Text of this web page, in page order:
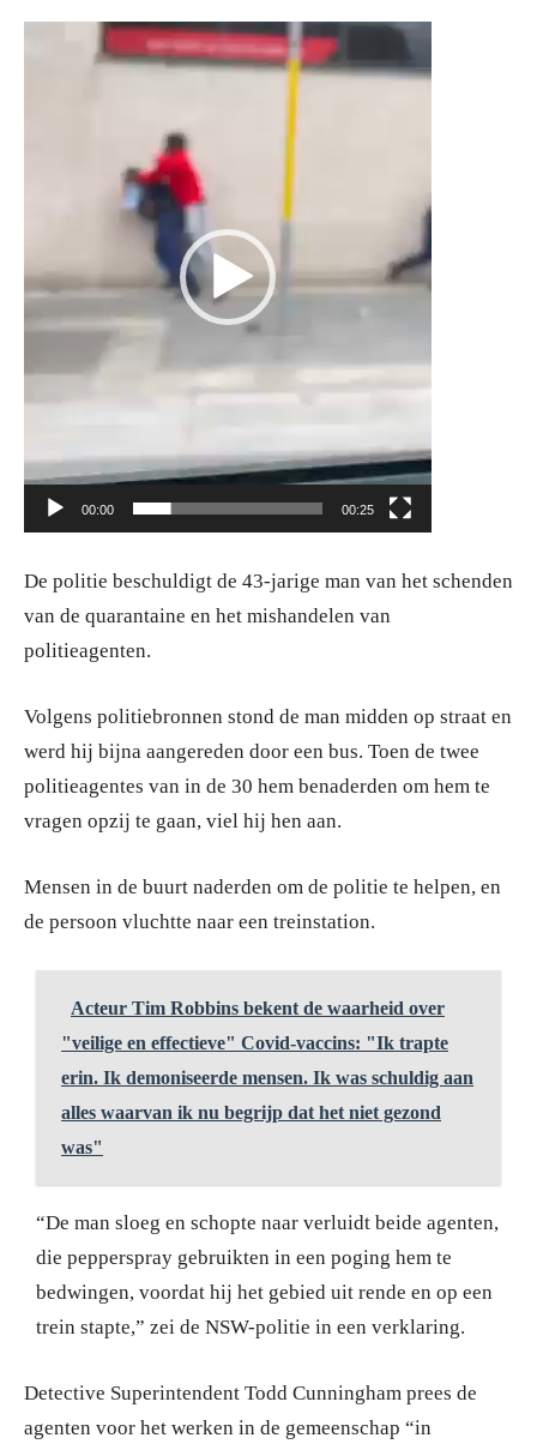
Videospeler
00:00 00:25
De politie beschuldigt de 43-jarige man van het schenden
van de quarantaine en het mishandelen van
politieagenten.
Volgens politiebronnen stond de man midden op straat en
werd hij bijna aangereden door een bus. Toen de twee
politieagentes van in de 30 hem benaderden om hem te
vragen opzij te gaan, viel hij hen aan.
Mensen in de buurt naderden om de politie te helpen, en
de persoon vluchtte naar een treinstation.
Acteur Tim Robbins bekent de waarheid over
"veilige en effectieve" Covid-vaccins: "Ik trapte
erin. Ik demoniseerde mensen. Ik was schuldig aan
alles waarvan ik nu begrijp dat het niet gezond
was"
“De man sloeg en schopte naar verluidt beide agenten,
die pepperspray gebruikten in een poging hem te
bedwingen, voordat hij het gebied uit rende en op een
trein stapte,” zei de NSW-politie in een verklaring.
Detective Superintendent Todd Cunningham prees de
agenten voor het werken in de gemeenschap “in